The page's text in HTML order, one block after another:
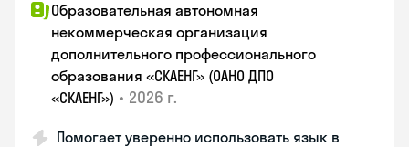
Образовательная автономная
некоммерческая организация
дополнительного профессионального
образования «СКАЕНГ» (ОАНО ДПО
«СКАЕНГ») • 2026 г.
Помогает уверенно использовать язык в